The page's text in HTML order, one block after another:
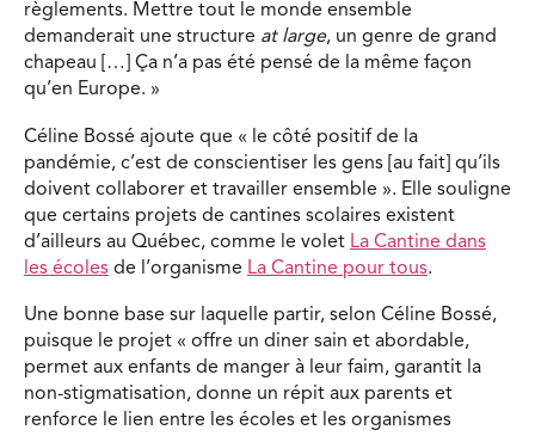
règlements. Mettre tout le monde ensemble
demanderait une structure at large, un genre de grand
chapeau […] Ça n’a pas été pensé de la même façon
qu’en Europe. »
Céline Bossé ajoute que « le côté positif de la
pandémie, c’est de conscientiser les gens [au fait] qu’ils
doivent collaborer et travailler ensemble ». Elle souligne
que certains projets de cantines scolaires existent
d’ailleurs au Québec, comme le volet La Cantine dans
les écoles de l’organisme La Cantine pour tous.
Une bonne base sur laquelle partir, selon Céline Bossé,
puisque le projet « offre un diner sain et abordable,
permet aux enfants de manger à leur faim, garantit la
non-stigmatisation, donne un répit aux parents et
renforce le lien entre les écoles et les organismes